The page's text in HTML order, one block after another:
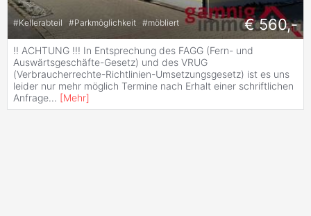
#Kellerabteil #Parkmöglichkeit #möbliert € 560,-
!! ACHTUNG !!! In Entsprechung des FAGG (Fern- und
Auswärtsgeschäfte-Gesetz) und des VRUG
(Verbraucherrechte-Richtlinien-Umsetzungsgesetz) ist es uns
leider nur mehr möglich Termine nach Erhalt einer schriftlichen
Anfrage... [Mehr]